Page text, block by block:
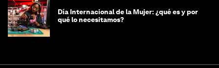
Día Internacional de la Mujer: ¿qué es y por
qué lo necesitamos?